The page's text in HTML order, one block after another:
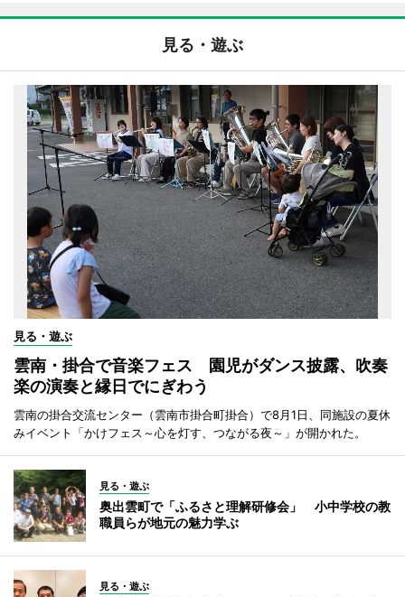
見る・遊ぶ
見る・遊ぶ
雲南・掛合で音楽フェス 園児がダンス披露、吹奏
楽の演奏と縁日でにぎわう
雲南の掛合交流センター（雲南市掛合町掛合）で8月1日、同施設の夏休
みイベント「かけフェス～心を灯す、つながる夜～」が開かれた。
見る・遊ぶ
奥出雲町で「ふるさと理解研修会」 小中学校の教
職員らが地元の魅力学ぶ
見る・遊ぶ